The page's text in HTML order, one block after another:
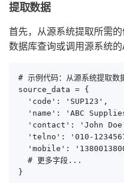
提取数据
首先，从源系统提取所需
数据库查询或调用源系统的
# 示例代码：从源系统提取数
source_data = {
  'code': 'SUP123',
'name': 'ABC
'contact': 'John
'telno': '010-
'mobile':
  # 更多字段...
}